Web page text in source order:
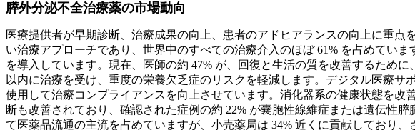
膵外分泌不全治療薬の市場動向
医療提供者が早期診断、治療成果の向上、患者のアドヒアランスの向上に重
い治療アプローチであり、世界中のすべての治療介入のほぼ 61% を占めてい
を導入しています。現在、医師の約 47% が、回復と生活の質を改善するため
以内に治療を受け、重度の栄養欠乏症のリスクを軽減します。デジタル医療
使用して治療コンプライアンスを向上させています。消化器系の健康状態を
断も改善されており、確認された症例の約 22% が嚢胞性線維症または遺伝性
て医薬品流通の主流を占めていますが、小売薬局は 34% 近くに貢献しており